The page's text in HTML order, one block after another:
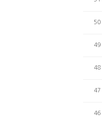
50
49
48
47
46